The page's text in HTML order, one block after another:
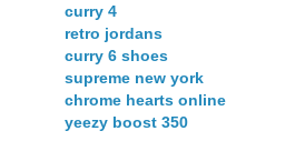
curry 4
retro jordans
curry 6 shoes
supreme new york
chrome hearts online
yeezy boost 350